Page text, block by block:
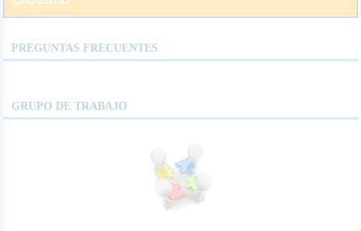
PREGUNTAS FRECUENTES
GRUPO DE TRABAJO